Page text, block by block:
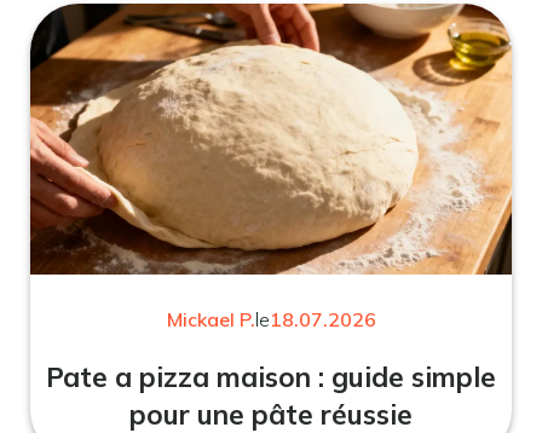
Mickael P.le18.07.2026
Pate a pizza maison : guide simple
pour une pâte réussie